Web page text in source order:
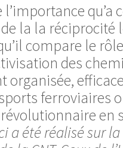
qu’a
la la réciprocité
compare le
des
organisée,
ferroviaires
en
a été réalisé sur